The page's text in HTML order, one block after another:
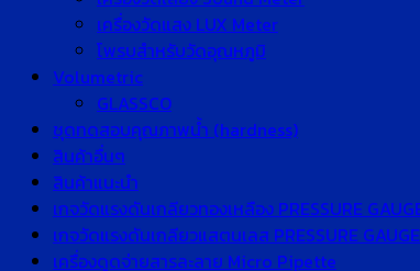
เครื่องวัดแสง LUX Meter
โพรบสำหรับวัดอุณหภูมิ
Volumetric
GLASSCO
ชุดทดสอบคุณภาพน้ำ (hardness)
สินค้าอื่นๆ
สินค้าแนะนำ
เกจวัดแรงดันเกลียวทองเหลือง PRESSURE
เกจวัดแรงดันเกลียวแสตนเลส PRESSURE
เครื่องดูดจ่ายสารละลาย Micro Pipette